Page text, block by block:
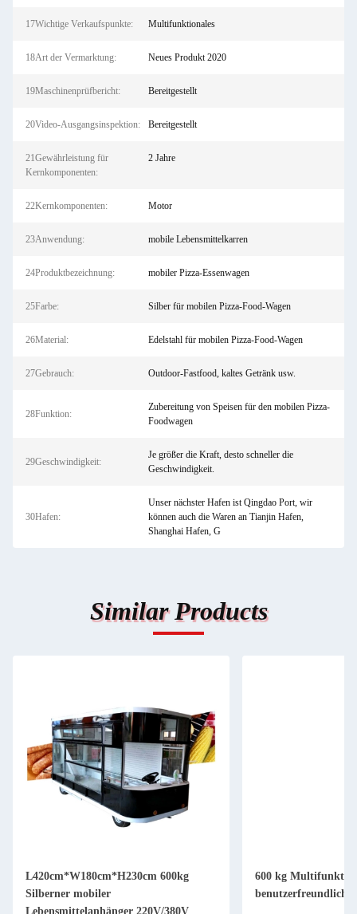
17Wichtige Verkaufspunkte: Multifunktionales
18Art der Vermarktung: Neues Produkt 2020
19Maschinenprüfbericht: Bereitgestellt
20Video-Ausgangsinspektion: Bereitgestellt
21Gewährleistung für
Kernkomponenten:
2 Jahre
22Kernkomponenten: Motor
23Anwendung: mobile Lebensmittelkarren
24Produktbezeichnung: mobiler Pizza-Essenwagen
25Farbe: Silber für mobilen Pizza-Food-Wagen
26Material: Edelstahl für mobilen Pizza-Food-Wagen
27Gebrauch: Outdoor-Fastfood, kaltes Getränk usw.
28Funktion:
Zubereitung von Speisen für den mobilen Pizza-
Foodwagen
29Geschwindigkeit:
Je größer die Kraft, desto schneller die
Geschwindigkeit.
30Hafen:
Unser nächster Hafen ist Qingdao Port, wir
können auch die Waren an Tianjin Hafen,
Shanghai Hafen, G
Similar Products
L420cm*W180cm*H230cm 600kg
Silberner mobiler
Lebensmittelanhänger 220V/380V
600 kg